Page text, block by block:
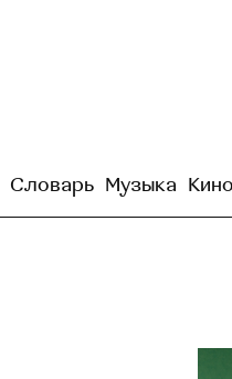
Словарь Музыка Кино